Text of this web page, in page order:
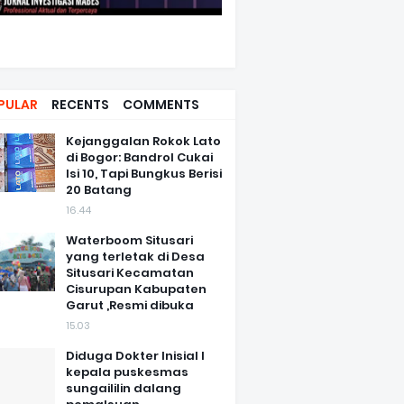
RECENTS COMMENTS
Kejanggalan Rokok Lato
di Bogor: Bandrol Cukai
Isi 10, Tapi Bungkus Berisi
20 Batang
16.44
Waterboom Situsari
yang terletak di Desa
Situsari Kecamatan
Cisurupan Kabupaten
Garut ,Resmi dibuka
15.03
Diduga Dokter Inisial I
kepala puskesmas
sungaililin dalang